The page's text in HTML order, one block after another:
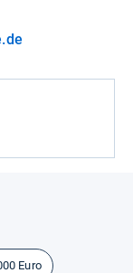
Euro